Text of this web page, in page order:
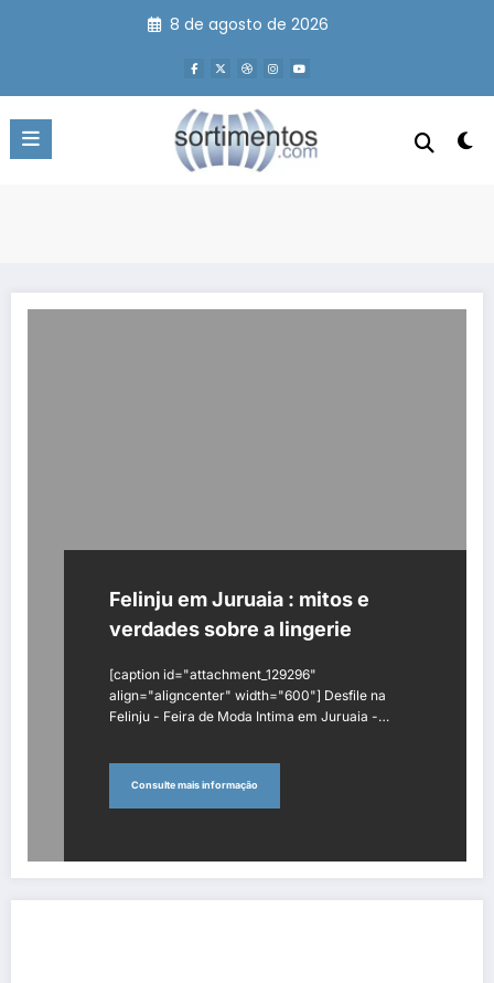
8 de agosto de 2026
Felinju em Juruaia : mitos e
verdades sobre a lingerie
[caption id="attachment_129296"
align="aligncenter" width="600"] Desfile na
Felinju - Feira de Moda Intima em Juruaia -…
Consulte mais informação